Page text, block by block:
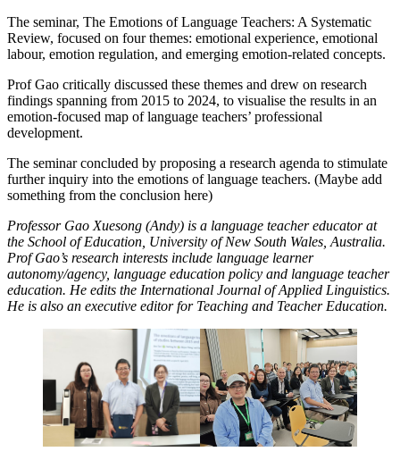
The seminar, The Emotions of Language Teachers: A Systematic
Review, focused on four themes: emotional experience, emotional
labour, emotion regulation, and emerging emotion-related concepts.
Prof Gao critically discussed these themes and drew on research
findings spanning from 2015 to 2024, to visualise the results in an
emotion-focused map of language teachers’ professional
development.
The seminar concluded by proposing a research agenda to stimulate
further inquiry into the emotions of language teachers. (Maybe add
something from the conclusion here)
Professor Gao Xuesong (Andy) is a language teacher educator at
the School of Education, University of New South Wales, Australia.
Prof Gao’s research interests include language learner
autonomy/agency, language education policy and language teacher
education. He edits the International Journal of Applied Linguistics.
He is also an executive editor for Teaching and Teacher Education.